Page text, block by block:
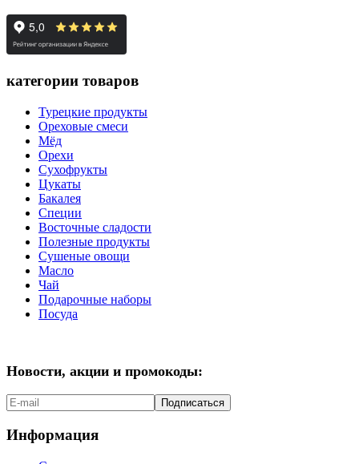
категории товаров
Турецкие продукты
Ореховые смеси
Мёд
Орехи
Сухофрукты
Цукаты
Бакалея
Специи
Восточные сладости
Полезные продукты
Сушеные овощи
Масло
Чай
Подарочные наборы
Посуда
Новости, акции и промокоды:
Подписаться
Информация